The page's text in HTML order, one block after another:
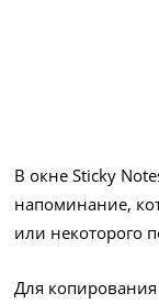
В окне Sticky
напоминание,
или некоторого
Для